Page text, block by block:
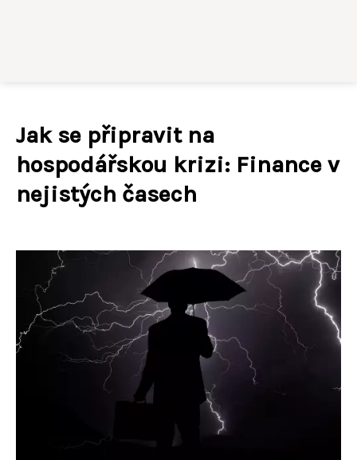
Jak se připravit na
hospodářskou krizi: Finance v
nejistých časech